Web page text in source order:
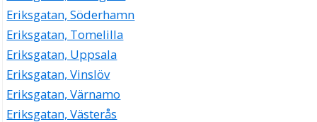
Eriksgatan, Söderhamn
Eriksgatan, Tomelilla
Eriksgatan, Uppsala
Eriksgatan, Vinslöv
Eriksgatan, Värnamo
Eriksgatan, Västerås